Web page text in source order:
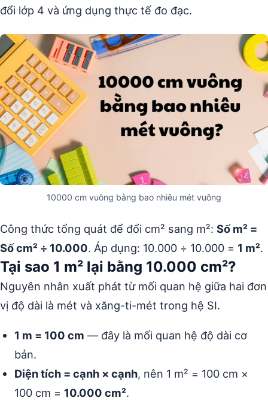
đổi lớp 4 và ứng dụng thực tế đo đạc.
10000 cm vuông bằng bao nhiêu mét vuông
Công thức tổng quát để đổi cm² sang m²: Số m² =
Số cm² ÷ 10.000. Áp dụng: 10.000 ÷ 10.000 = 1 m².
Tại sao 1 m² lại bằng 10.000 cm²?
Nguyên nhân xuất phát từ mối quan hệ giữa hai đơn
vị độ dài là mét và xăng-ti-mét trong hệ SI.
1 m = 100 cm — đây là mối quan hệ độ dài cơ
bản.
Diện tích = cạnh × cạnh, nên 1 m² = 100 cm ×
100 cm = 10.000 cm².